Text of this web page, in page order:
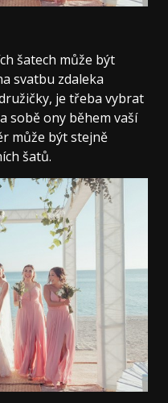
šatech může být
svatbu zdaleka
je třeba vybrat
sobě ony během vaší
může být stejně
šatů.